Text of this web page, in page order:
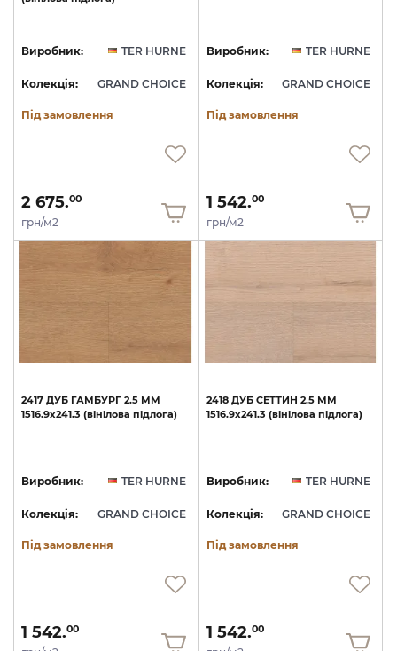
Виробник: TER HURNE
Колекція: GRAND CHOICE
Під замовлення
2 675.00
грн/м2
Виробник: TER HURNE
Колекція: GRAND CHOICE
Під замовлення
1 542.00
грн/м2
2417 ДУБ ГАМБУРГ 2.5 ММ
1516.9х241.3 (вінілова підлога)
Виробник: TER HURNE
Колекція: GRAND CHOICE
Під замовлення
1 542.00
2418 ДУБ СЕТТИН 2.5 ММ
1516.9х241.3 (вінілова підлога)
Виробник: TER HURNE
Колекція: GRAND CHOICE
Під замовлення
1 542.00